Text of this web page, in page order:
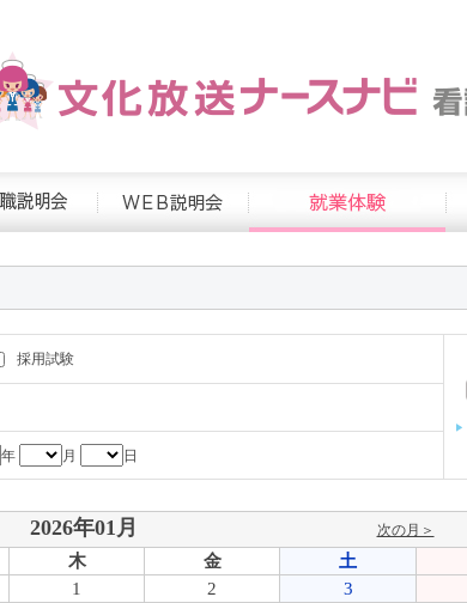
採用試験
年 月 日
2026年01月 次の月＞
木 金 土
1
2 3